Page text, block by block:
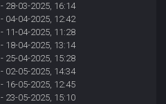
- 28-03-2025, 16:14
- 04-04-2025, 12:42
- 11-04-2025, 11:28
- 18-04-2025, 13:14
- 25-04-2025, 15:28
- 02-05-2025, 14:34
- 16-05-2025, 12:45
- 23-05-2025, 15:10